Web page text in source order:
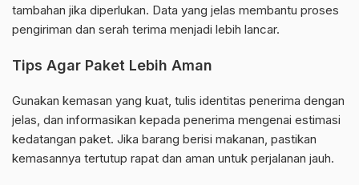
tambahan jika diperlukan. Data yang jelas membantu proses
pengiriman dan serah terima menjadi lebih lancar.
Tips Agar Paket Lebih Aman
Gunakan kemasan yang kuat, tulis identitas penerima dengan
jelas, dan informasikan kepada penerima mengenai estimasi
kedatangan paket. Jika barang berisi makanan, pastikan
kemasannya tertutup rapat dan aman untuk perjalanan jauh.